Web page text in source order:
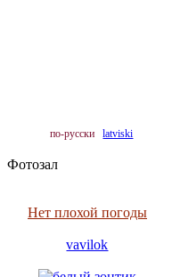
по-русски latviski
Фотозал
Нет плохой погоды
vavilok